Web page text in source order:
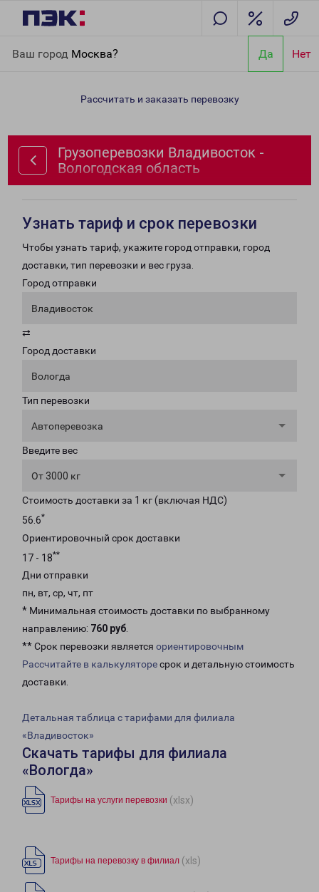
Ваш город Москва? Да Нет
Вологодская область
Рассчитать и заказать перевозку
Грузоперевозки Владивосток -
Вологодская область
Узнать тариф и срок перевозки
Чтобы узнать тариф, укажите город отправки, город
доставки, тип перевозки и вес груза.
Город отправки
Владивосток
⇄
Город доставки
Вологда
Тип перевозки
Автоперевозка
Введите вес
От 3000 кг
Стоимость доставки за 1 кг (включая НДС)
56.6*
Ориентировочный срок доставки
17 - 18**
Дни отправки
пн, вт, ср, чт, пт
* Минимальная стоимость доставки по выбранному
направлению: 760 руб.
** Срок перевозки является ориентировочным
Рассчитайте в калькуляторесрок и детальную стоимость
доставки.
Детальная таблица с тарифами для филиала
«Владивосток»
Скачать тарифы для филиала
«Вологда»
Тарифы на услуги перевозки (xlsx)
Тарифы на перевозку в филиал (xls)